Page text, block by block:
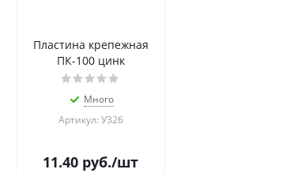
Пластина крепежная
ПК-100 цинк
Много
Артикул: У326
11.40 руб./шт